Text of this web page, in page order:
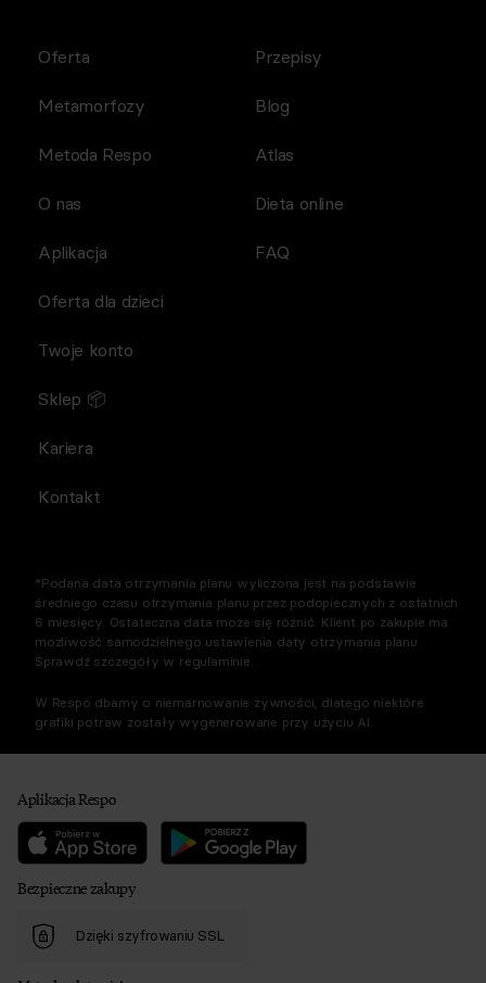
Oferta
Metamorfozy
Metoda Respo
O nas
Aplikacja
Przepisy
Blog
Atlas
Dieta online
FAQ
Oferta dla dzieci
Twoje konto
Sklep 📦
Kariera
Kontakt
*Podana data otrzymania planu wyliczona jest na podstawie
średniego czasu otrzymania planu przez podopiecznych z ostatnich
6 miesięcy. Ostateczna data może się różnić. Klient po zakupie ma
możliwość samodzielnego ustawienia daty otrzymania planu.
Sprawdź szczegóły w regulaminie.
W Respo dbamy o niemarnowanie żywności, dlatego niektóre
grafiki potraw zostały wygenerowane przy użyciu AI.
Aplikacja Respo
Bezpieczne zakupy
Dzięki szyfrowaniu SSL